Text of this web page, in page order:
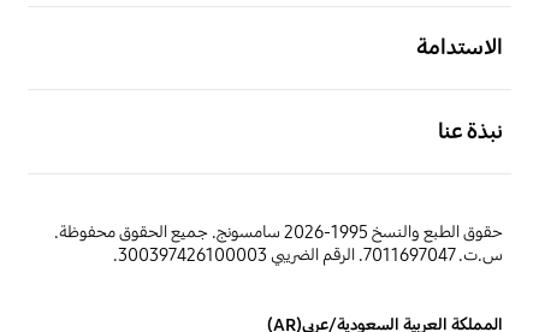
الاستدامة
نبذة عنا
حقوق الطبع والنسخ 1995-2026 سامسونج. جميع الحقوق محفوظة.
س.ت. 7011697047. الرقم الضريبي 300397426100003.
المملكة العربية السعودية/عربي(AR)